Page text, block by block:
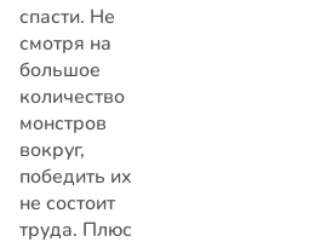
спасти. Не
смотря на
большое
количество
монстров
вокруг,
победить их
не состоит
труда. Плюс